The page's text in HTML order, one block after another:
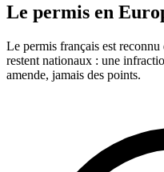
Le permis en
Le permis français est
restent nationaux : une
amende, jamais des points.